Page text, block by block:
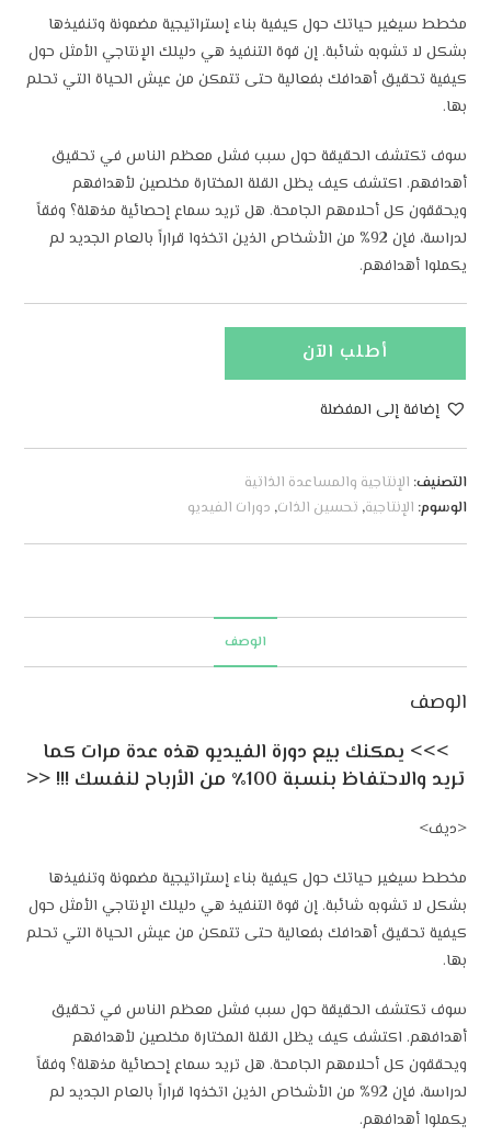
مخطط سيغير حياتك حول كيفية بناء إستراتيجية مضمونة وتنفيذها
بشكل لا تشوبه شائبة. إن قوة التنفيذ هي دليلك الإنتاجي الأمثل حول
كيفية تحقيق أهدافك بفعالية حتى تتمكن من عيش الحياة التي تحلم
بها.
سوف تكتشف الحقيقة حول سبب فشل معظم الناس في تحقيق
أهدافهم. اكتشف كيف يظل القلة المختارة مخلصين لأهدافهم
ويحققون كل أحلامهم الجامحة. هل تريد سماع إحصائية مذهلة؟ وفقاً
لدراسة، فإن 92% من الأشخاص الذين اتخذوا قراراً بالعام الجديد لم
يكملوا أهدافهم.
أطلب الآن
إضافة إلى المفضلة
t
r
e
التصنيف: الإنتاجية والمساعدة الذاتية
الوسوم: الإنتاجية, تحسين الذات, دورات الفيديو
الوصف
الوصف
>>> يمكنك بيع دورة الفيديو هذه عدة مرات كما
تريد والاحتفاظ بنسبة 100٪ من الأرباح لنفسك !!! <<
<ديف>
مخطط سيغير حياتك حول كيفية بناء إستراتيجية مضمونة وتنفيذها
بشكل لا تشوبه شائبة. إن قوة التنفيذ هي دليلك الإنتاجي الأمثل حول
كيفية تحقيق أهدافك بفعالية حتى تتمكن من عيش الحياة التي تحلم
بها.
سوف تكتشف الحقيقة حول سبب فشل معظم الناس في تحقيق
أهدافهم. اكتشف كيف يظل القلة المختارة مخلصين لأهدافهم
ويحققون كل أحلامهم الجامحة. هل تريد سماع إحصائية مذهلة؟ وفقاً
لدراسة، فإن 92% من الأشخاص الذين اتخذوا قراراً بالعام الجديد لم
يكملوا أهدافهم.